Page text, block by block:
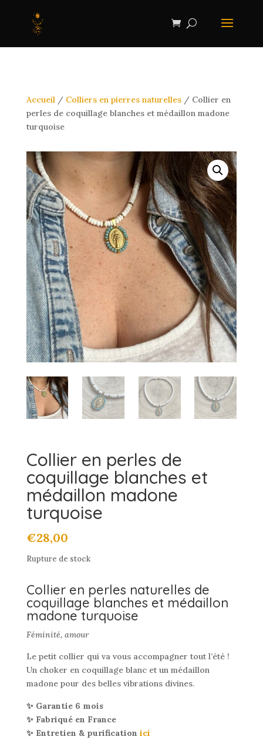
Accueil/ Colliers en pierres naturelles/ Collier en
perles de coquillage blanches et médaillon madone
turquoise
Collier en perles de
coquillage blanches et
médaillon madone
turquoise
€28,00
Rupture de stock
Collier en perles naturelles de
coquillage blanches et médaillon
madone turquoise
Féminité, amour
Le petit collier qui va vous accompagner tout l’été !
Un choker en coquillage blanc et un médaillon
madone pour des belles vibrations divines.
✨ Garantie 6 mois
✨ Fabriqué en France
✨ Entretien & purification ici